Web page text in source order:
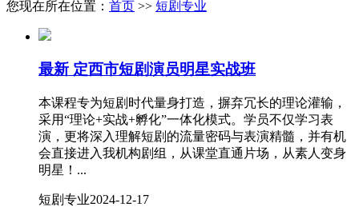
您现在所在位置： 首页 >> 短剧专业
最新 定西市短剧演员明星实战班
本课程专为短剧时代量身打造，摒弃冗长的理论灌输，
采用“理论+实战+孵化”一体化模式。学员不仅学习表
演，更将深入理解短剧的流量密码与表演精髓，并有机
会直接进入我机构剧组，从课堂直通片场，从素人变身
明星！...
短剧专业2024-12-17